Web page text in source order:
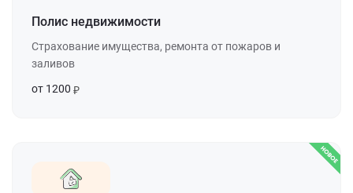
Полис недвижимости
Страхование имущества, ремонта от пожаров и
заливов
от 1200